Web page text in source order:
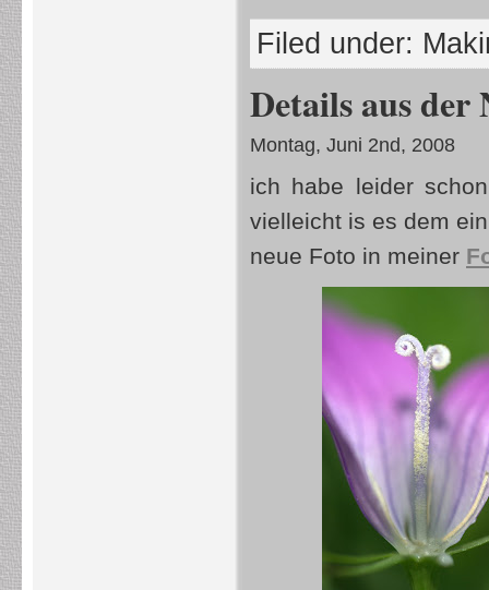
Filed under:
Details aus der
Montag, Juni 2nd, 2008
ich habe leider
vielleicht is es dem
neue Foto in meiner